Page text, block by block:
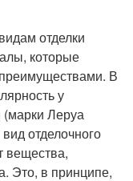
отделки
которые
В
у
(марки Леруа
отделочного
вещества,
Это, в принципе,